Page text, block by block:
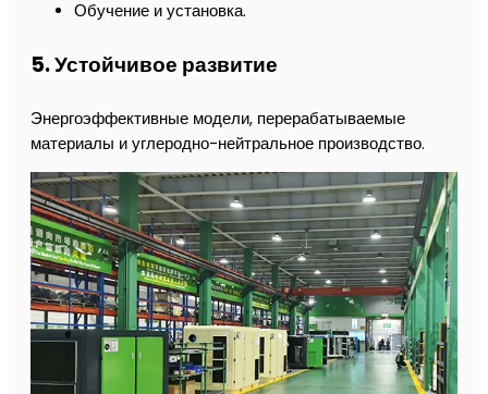
Обучение и установка.
5. Устойчивое развитие
Энергоэффективные модели, перерабатываемые
материалы и углеродно-нейтральное производство.